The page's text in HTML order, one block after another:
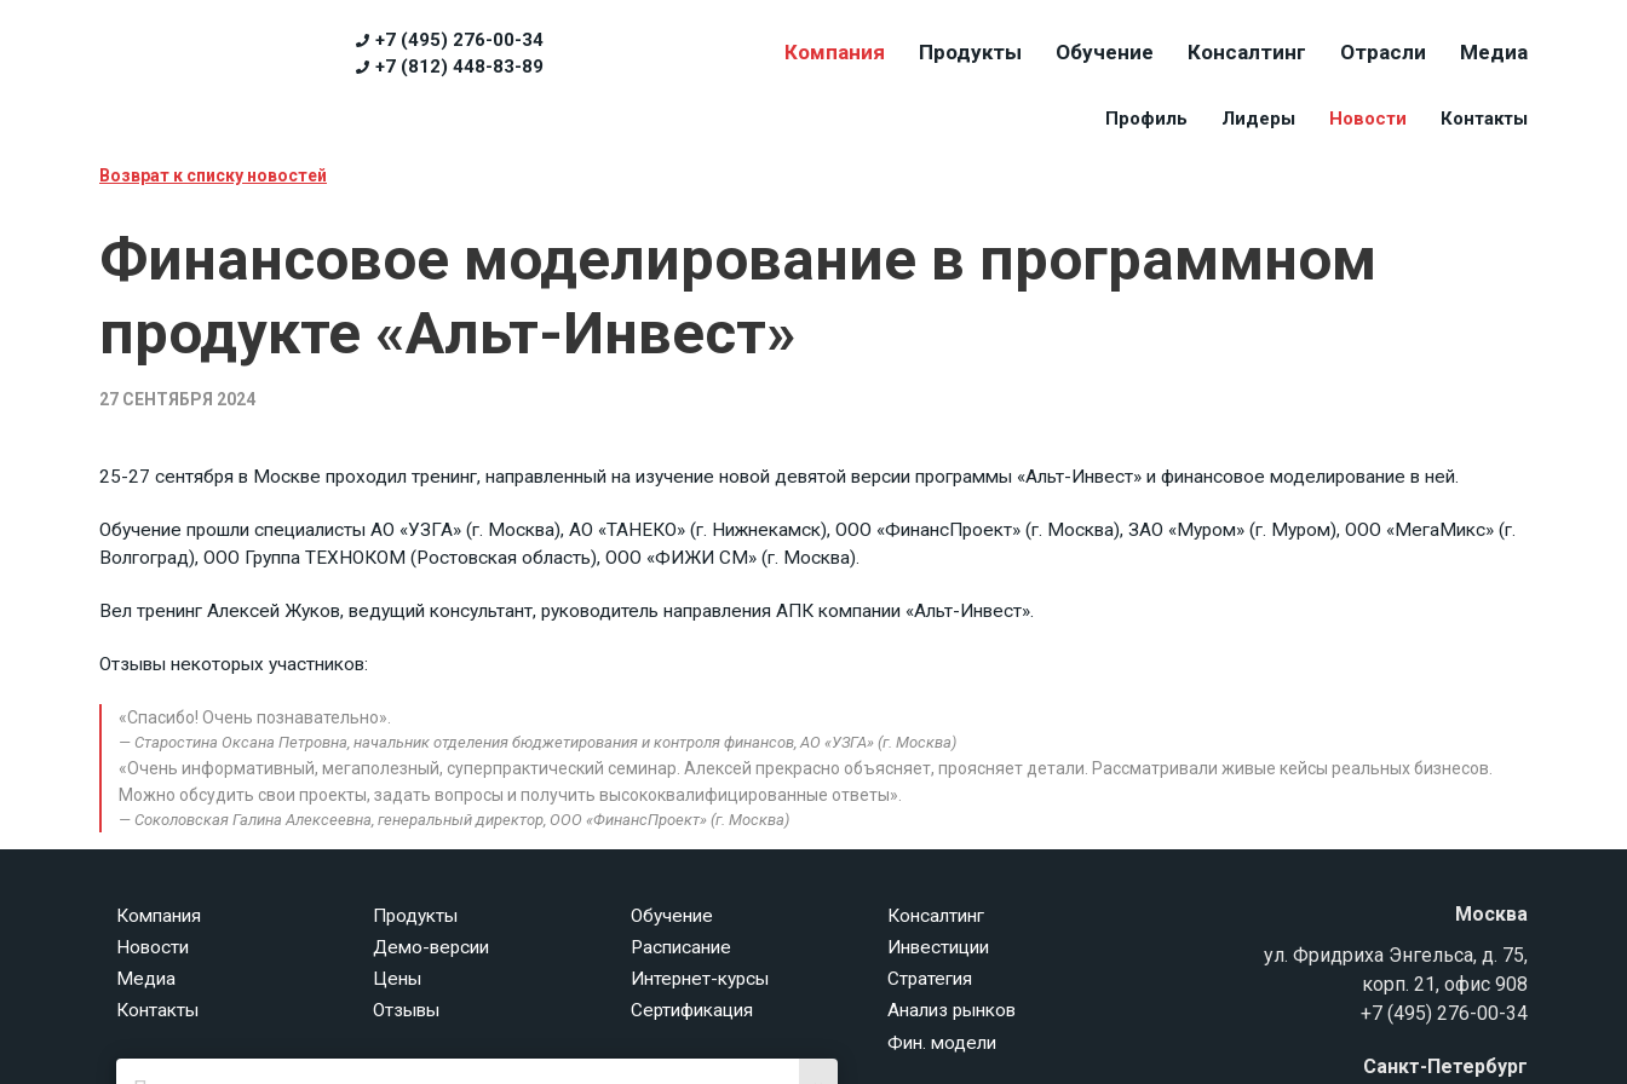
+7 (495) 276-00-34
+7 (812) 448-83-89
Компания Продукты Обучение Консалтинг Отрасли Медиа
Профиль Лидеры Новости Контакты
Возврат к списку новостей
Финансовое моделирование в программном
продукте «Альт-Инвест»
27 СЕНТЯБРЯ 2024
25-27 сентября в Москве проходил тренинг, направленный на изучение новой девятой версии программы «Альт-Инвест» и финансовое моделирование в ней.
Обучение прошли специалисты АО «УЗГА» (г. Москва), АО «ТАНЕКО» (г. Нижнекамск), ООО «ФинансПроект» (г. Москва), ЗАО «Муром» (г. Муром), ООО «МегаМикс» (г.
Волгоград), ООО Группа ТЕХНОКОМ (Ростовская область), ООО «ФИЖИ СМ» (г. Москва).
Вел тренинг Алексей Жуков, ведущий консультант, руководитель направления АПК компании «Альт-Инвест».
Отзывы некоторых участников:
«Спасибо! Очень познавательно».
Старостина Оксана Петровна, начальник отделения бюджетирования и контроля финансов, АО «УЗГА» (г. Москва)
«Очень информативный, мегаполезный, суперпрактический семинар. Алексей прекрасно объясняет, проясняет детали. Рассматривали живые кейсы реальных бизнесов.
Можно обсудить свои проекты, задать вопросы и получить высококвалифицированные ответы».
Соколовская Галина Алексеевна, генеральный директор, ООО «ФинансПроект» (г. Москва)
Компания
Новости
Медиа
Контакты
Продукты
Демо-версии
Цены
Отзывы
Обучение
Расписание
Интернет-курсы
Сертификация
Консалтинг
Инвестиции
Стратегия
Анализ рынков
Фин. модели
Москва
ул. Фридриха Энгельса, д. 75,
корп. 21, офис 908
+7 (495) 276-00-34
Санкт-Петербург